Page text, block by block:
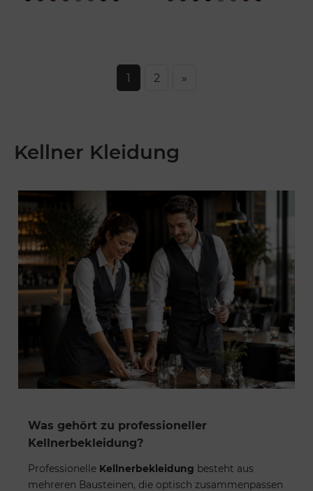
1 2 »
Kellner Kleidung
Was gehört zu professioneller
Kellnerbekleidung?
Professionelle Kellnerbekleidung besteht aus
mehreren Bausteinen, die optisch zusammenpassen